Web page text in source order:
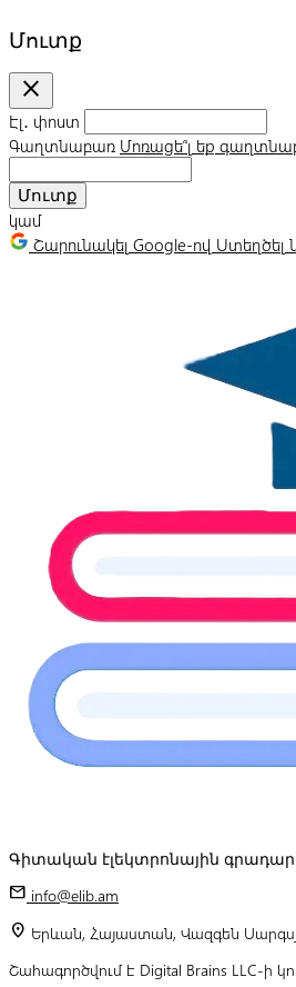
Մուտք
close
Էլ․ փոստ
Գաղտնաբառ Մոռացե՞լ եք
Մուտք
կամ
Շարունակել Google-ով Ստեղծել
Գիտական էլեկտրոնային
mail info@elib.am
location_on Երևան, Հայաստան, Վազգեն
Շահագործվում է Digital Brains LLC-ի